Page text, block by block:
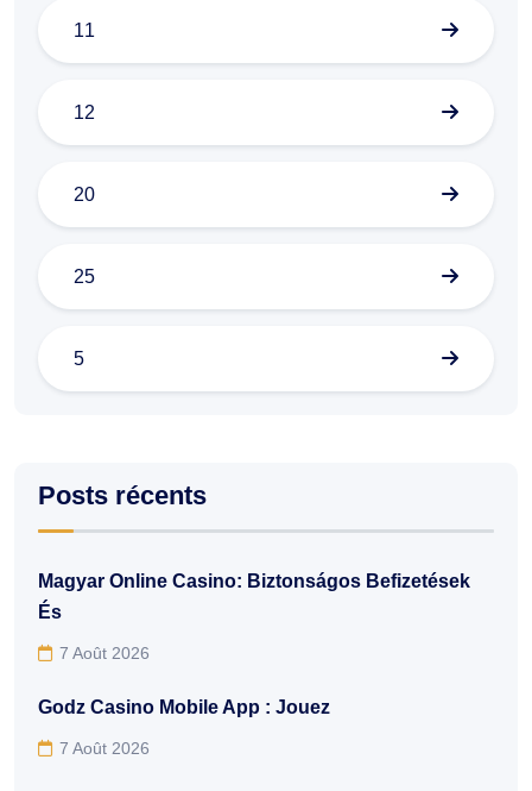
11
12
20
25
5
Posts récents
Magyar Online Casino: Biztonságos Befizetések
És
7 Août 2026
Godz Casino Mobile App : Jouez
7 Août 2026